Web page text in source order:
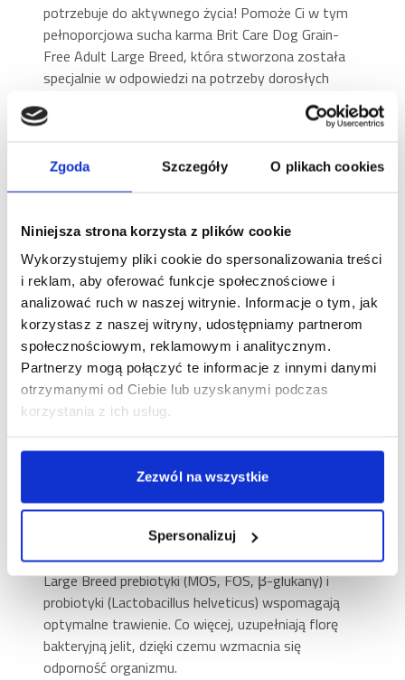
Zgoda Szczegóły O plikach cookies
Niniejsza strona korzysta z plików cookie
Wykorzystujemy pliki cookie do spersonalizowania treści
i reklam, aby oferować funkcje społecznościowe i
analizować ruch w naszej witrynie. Informacje o tym, jak
korzystasz z naszej witryny, udostępniamy partnerom
społecznościowym, reklamowym i analitycznym.
Partnerzy mogą połączyć te informacje z innymi danymi
otrzymanymi od Ciebie lub uzyskanymi podczas
korzystania z ich usług.
Zezwól na wszystkie
Spersonalizuj
potrzebuje do aktywnego życia! Pomoże Ci w tym
pełnoporcjowa sucha karma Brit Care Dog Grain-
Free Adult Large Breed, która stworzona została
specjalnie w odpowiedzi na potrzeby dorosłych
psów (ważących powyżej 25 kg) dużych ras. Pyszny
posiłek bogaty w niezbędne składniki odżywcze?
Formuła Brit Care z łososiem –
źródło wartościowego białka
W formule Brit Care znajduje się prawie 50% łososia,
źródła wysokiej jakości białka, który cechuje się nie
tylko pysznym smakiem, ale jest również
lekkostrawny. Skutecznie wspiera rozwój mięśni u
dorosłych psów. Ziemniaki z kolei stanowią dobrze
tolerowane źródło węglowodanów – przy takim
posiłku nie musisz się martwić o to, że Twój pies nie
będzie miał energii! Co więcej, w karmie nie znajdują
się żadne zboża – dzięki temu jest odpowiednia
także dla psów z wrażliwym żołądkiem lub
nietolerancją pokarmową.
Prebiotyki i probiotyki –
prawidłowe trawienie i wysoka
Zawarte w karmie Brit Care Dog Grain-Free Adult
Large Breed prebiotyki (MOS, FOS, β-glukany) i
probiotyki (Lactobacillus helveticus) wspomagają
optymalne trawienie. Co więcej, uzupełniają florę
bakteryjną jelit, dzięki czemu wzmacnia się
odporność organizmu.